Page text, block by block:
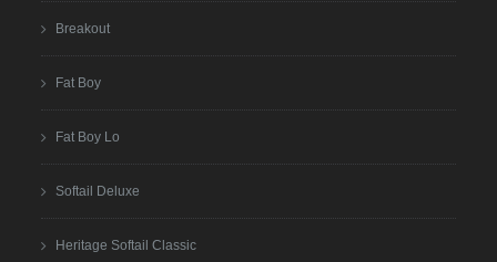
Breakout
Fat Boy
Fat Boy Lo
Softail Deluxe
Heritage Softail Classic